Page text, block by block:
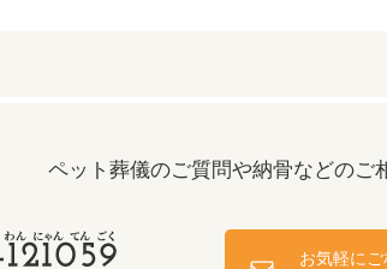
ペット葬儀のご質問や納骨などのご
お気軽に